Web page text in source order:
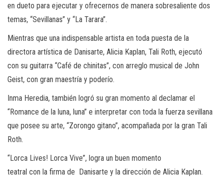
en dueto para ejecutar y ofrecernos de manera sobresaliente dos
temas, “Sevillanas” y “La Tarara”.
Mientras que una indispensable artista en toda puesta de la
directora artística de Danisarte, Alicia Kaplan, Tali Roth, ejecutó
con su guitarra “Café de chinitas”, con arreglo musical de John
Geist, con gran maestría y poderío.
Inma Heredia, también logró su gran momento al declamar el
“Romance de la luna, luna” e interpretar con toda la fuerza sevillana
que posee su arte, “Zorongo gitano”, acompañada por la gran Tali
Roth.
“Lorca Lives! Lorca Vive”, logra un buen momento
teatral con la firma de Danisarte y la dirección de Alicia Kaplan.